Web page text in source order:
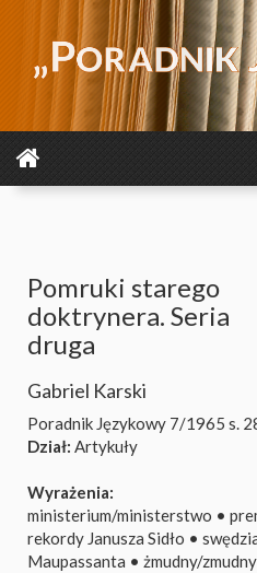
Pomruki starego
doktrynera. Seria
druga
Gabriel Karski
Poradnik Językowy 7/1965 s.
Dział: Artykuły
Wyrażenia:
ministerium/ministerstwo •
rekordy Janusza Sidło •
Maupassanta • żmudny/zmudny